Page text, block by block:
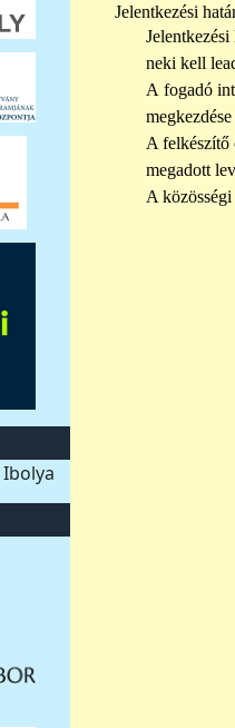
Ibolya
Jelentkezési hatá
neki kell
A fogadó
A felkészítő
megadott
A